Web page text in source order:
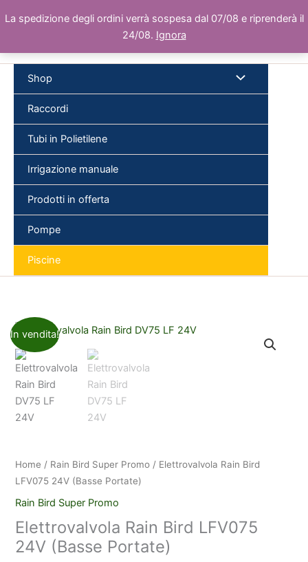
La spedizione degli ordini verrà sospesa dal 07/08 e riprenderà il
24/08. Ignora
al
Shop
Raccordi
Tubi in Polietilene
Irrigazione manuale
Prodotti in offerta
Pompe
Piscine
In vendita!
Home / Rain Bird Super Promo / Elettrovalvola Rain Bird
LFV075 24V (Basse Portate)
Rain Bird Super Promo
Elettrovalvola Rain Bird LFV075
24V (Basse Portate)